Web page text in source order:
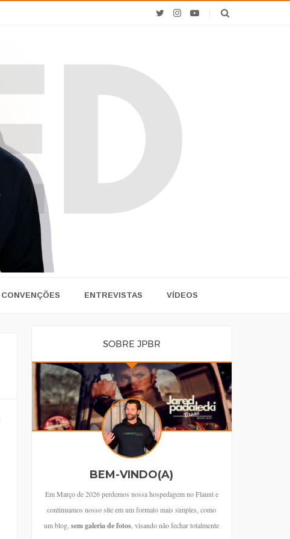
CONVENÇÕES ENTREVISTAS VÍDEOS
SOBRE JPBR
BEM-VINDO(A)
Em Março de 2026 perdemos nossa hospedagem no Flaunt e
continuamos nosso site em um formato mais simples, como
um blog,sem galeria de fotos, visando não fechar totalmente